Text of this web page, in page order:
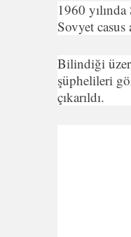
1960
Sovyet casus
Bilindiği
şüphelileri
çıkarıldı.